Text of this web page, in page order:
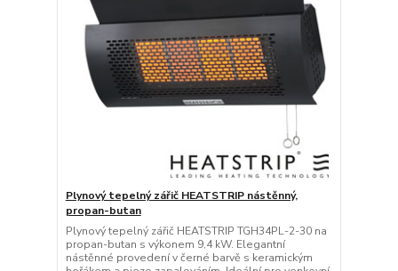
Plynový tepelný zářič HEATSTRIP nástěnný,
propan-butan
Plynový tepelný zářič HEATSTRIP TGH34PL-2-30 na
propan-butan s výkonem 9,4 kW. Elegantní
nástěnné provedení v černé barvě s keramickým